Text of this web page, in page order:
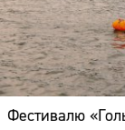
Фестивалю